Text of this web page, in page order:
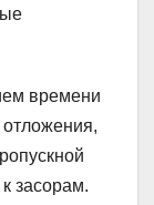
времени
отложения,
засорам.